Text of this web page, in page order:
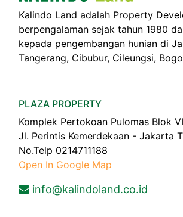
Kalindo Land adalah Property
berpengalaman sejak tahun 1980
kepada pengembangan hunian di
Tangerang, Cibubur, Cileungsi,
PLAZA PROPERTY
Komplek Pertokoan Pulomas Blok
Jl. Perintis Kemerdekaan - Jakarta
No.Telp 0214711188
Open In Google Map
info@kalindoland.co.id